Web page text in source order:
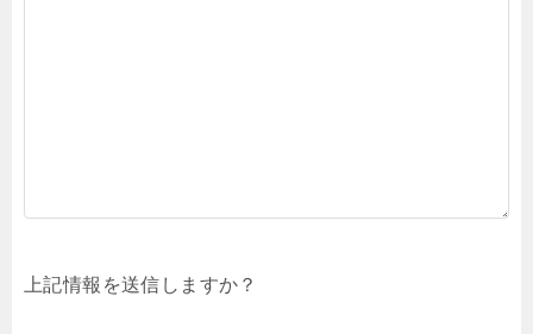
上記情報を送信しますか？